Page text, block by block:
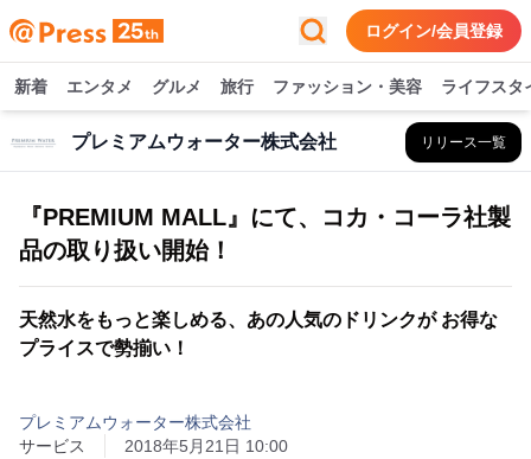
ログイン/会員登録
新着 エンタメ グルメ 旅行 ファッション・美容 ライフスタ
プレミアムウォーター株式会社 リリース一覧
『PREMIUM MALL』にて、コカ・コーラ社製
品の取り扱い開始！
天然水をもっと楽しめる、あの人気のドリンクが お得な
プライスで勢揃い！
プレミアムウォーター株式会社
サービス
2018年5月21日 10:00